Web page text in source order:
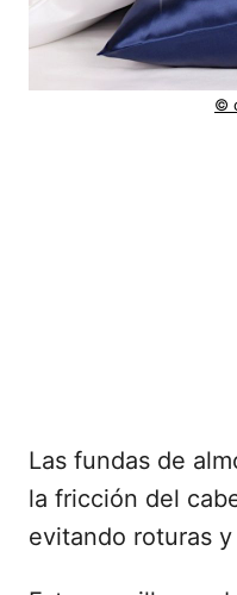
©
Las fundas de
la fricción del
evitando roturas